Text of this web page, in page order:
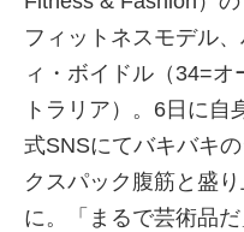
フィットネスモデル
ィ・ボイドル（34=オ
トラリア）。6日に自
式SNSにてバキバキの
クスパック腹筋と盛
に。「まるで芸術品だ